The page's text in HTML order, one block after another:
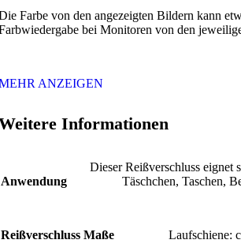
Farbe von den angezeigten Bildern kann
bei Monitoren von den
ANZEIGEN
Informationen
Anwendung
Dieser Reißverschluss
Täschchen, Taschen,
Reißverschluss Maße Laufschiene: